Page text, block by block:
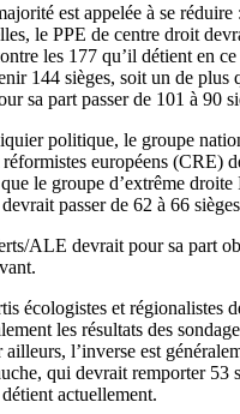
est appelée à se réduire
le PPE de centre droit
les 177 qu’il détient en
144 sièges, soit un de plus
sa part passer de 101 à 90
politique, le groupe
européens (CRE)
le groupe d’extrême droite
passer de 62 à 66
ALE devrait pour sa part
écologistes et régionalistes
les résultats des
ailleurs, l’inverse est
qui devrait remporter 53
actuellement.